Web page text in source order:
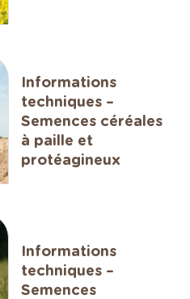
Informations
techniques –
Semences céréales
à paille et
protéagineux
Informations
techniques –
Semences